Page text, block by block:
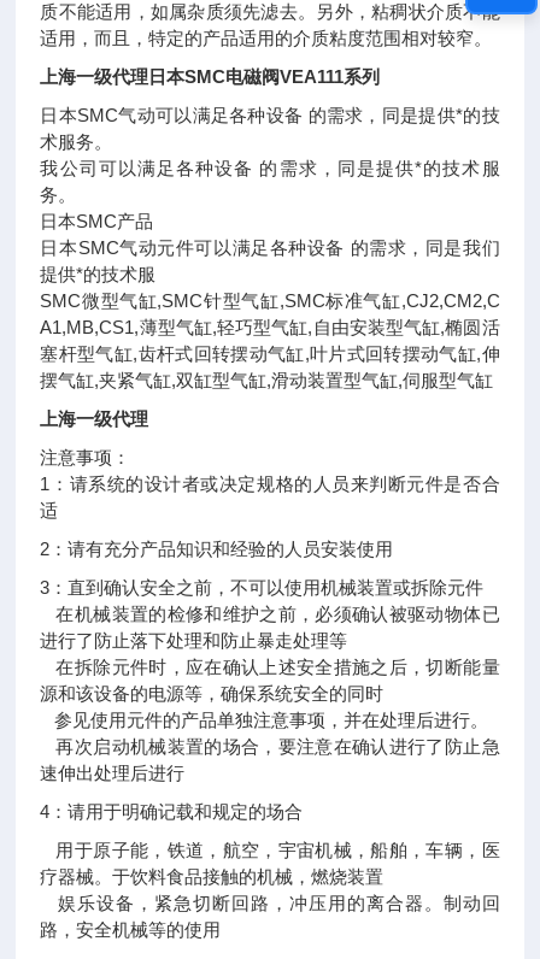
质不能适用，如属杂质须先滤去。另外，粘稠状介质不能
适用，而且，特定的产品适用的介质粘度范围相对较窄。
上海一级代理 日本SMC电磁阀VEA111系列
日本SMC气动可以满足各种设备 的需求，同是提供*的技
术服务。
我公司可以满足各种设备 的需求，同是提供*的技术服
务。
日本SMC产品
日本SMC气动元件可以满足各种设备 的需求，同是我们
提供*的技术服
SMC微型气缸,SMC针型气缸,SMC标准气缸,CJ2,CM2,C
A1,MB,CS1,薄型气缸,轻巧型气缸,自由安装型气缸,椭圆活
塞杆型气缸,齿杆式回转摆动气缸,叶片式回转摆动气缸,伸
摆气缸,夹紧气缸,双缸型气缸,滑动装置型气缸,伺服型气缸
上海一级代理
注意事项：
1：请系统的设计者或决定规格的人员来判断元件是否合
适
2：请有充分产品知识和经验的人员安装使用
3：直到确认安全之前，不可以使用机械装置或拆除元件
在机械装置的检修和维护之前，必须确认被驱动物体已
进行了防止落下处理和防止暴走处理等
在拆除元件时，应在确认上述安全措施之后，切断能量
源和该设备的电源等，确保系统安全的同时
参见使用元件的产品单独注意事项，并在处理后进行。
再次启动机械装置的场合，要注意在确认进行了防止急
速伸出处理后进行
4：请用于明确记载和规定的场合
用于原子能，铁道，航空，宇宙机械，船舶，车辆，医
疗器械。于饮料食品接触的机械，燃烧装置
娱乐设备，紧急切断回路，冲压用的离合器。制动回
路，安全机械等的使用